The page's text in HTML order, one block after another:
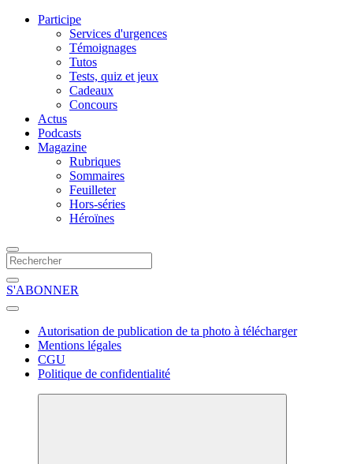
Participe
Services d'urgences
Témoignages
Tutos
Tests, quiz et jeux
Cadeaux
Concours
Actus
Podcasts
Magazine
Rubriques
Sommaires
Feuilleter
Hors-séries
Héroïnes
S'ABONNER
Autorisation de publication de ta photo à télécharger
Mentions légales
CGU
Politique de confidentialité